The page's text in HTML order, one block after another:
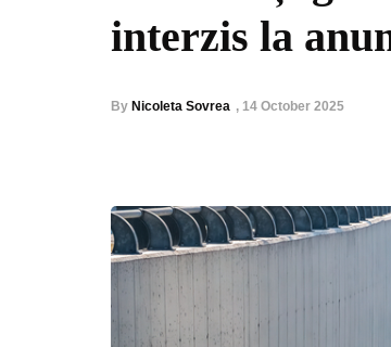
interzis la
By Nicoleta Sovrea , 14 October 2025